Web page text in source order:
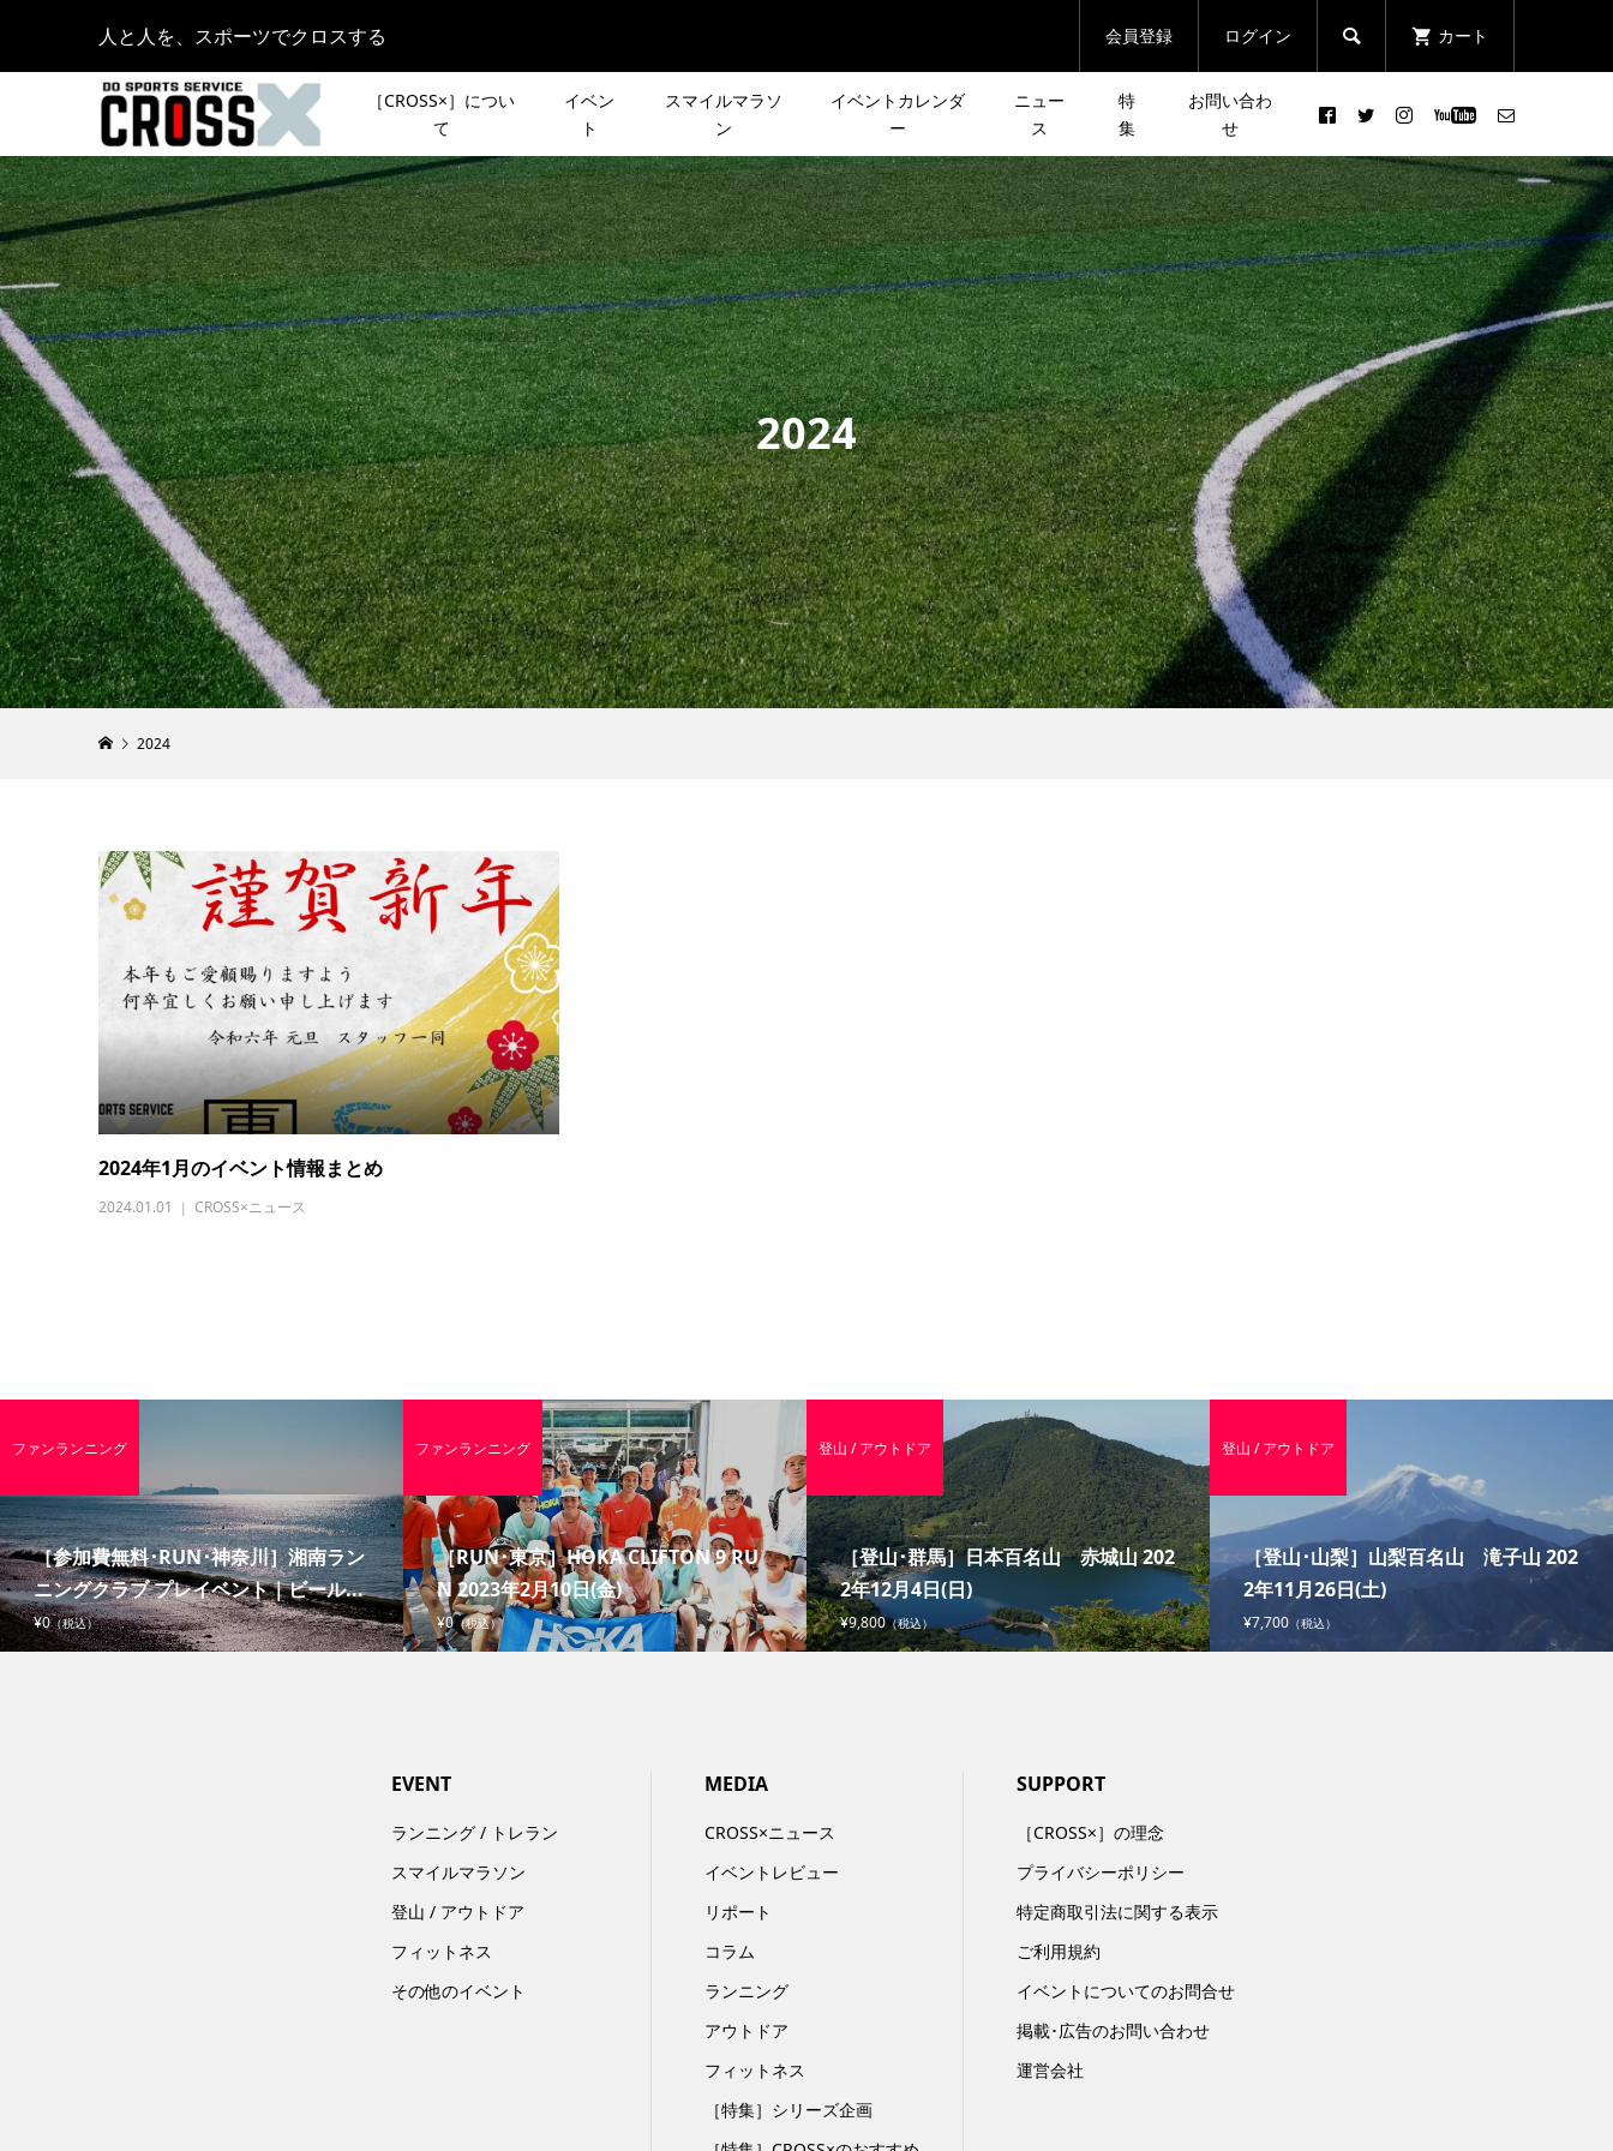
人と人を、スポーツでクロスする 会員登録 ログイン  カート
［CROSS×］につい
て
イベン
ト
スマイルマラソ
ン
イベントカレンダ
ー
ニュー
ス
特
集
お問い合わ
せ
［コラム］2022年度 富士登
山イベントのテーマは「余
裕」。昨年の富士山も振り...
2022.08.25
［NEWS］7/10(土) two-
nagualが寺ヨガイベント開
催！
2021.06.29
［プレビュー］7月24日(土)
鎌倉ナイトハイキング、7月
25日(日)初めてのトレイル...
2021.07.20
フルマラソンへの道
③ASICS「GEL-KAYANO
29」シューズレビュー
2022.10.13
BROOKS オフィシャルラン
クラブ「BROOKS RUN
CLUB」イベント潜入レポ...
2024.09.13
【体験レポート】Garminよ
り、女性向けのスマートウォ
ッチ「Lily 2 Active」が発...
2024.10.24
［YouTube］トレッキング初
級者に向けた、ハウツー＆プ
ランニング動画 Content...
2021.04.22
［NEWS］8月前半のイベン
ト情報
2021.08.02
[2022年］しっかり感染対
策！ 近日開催予定のマラソ
ン大会5選！
2022.01.27
12月26日(日)［CROSS×忘年
会］で1年の締めくくり！
皆さんの声で行き先が決まる
登山イベント「第2回 リクエ
スト登山」
皆さんの声で行き先が決まる
登山イベント「第3回 リクエ
スト登山」
［夏のシリーズ企画］
OUTDOOR DAY
KAMAKURA
［新シリーズ企画］皆さんの
声で行き先が決まる登山イベ
ント「リクエスト登山」
2024
2024
2024年1月のイベント情報まとめ
2024.01.01 CROSS×ニュース
［参加費無料･RUN･神奈川］湘南ラン
ニングクラブ プレイベント｜ビール...
¥0（税込）
ファンランニング
［RUN･東京］HOKA CLIFTON 9 RU
N 2023年2月10日(金)
¥0（税込）
ファンランニング
［登山･群馬］日本百名山 赤城山 202
2年12月4日(日)
¥9,800（税込）
登山 / アウトドア
［登山･山梨］山梨百名山 滝子山 202
2年11月26日(土)
¥7,700（税込）
登山 / アウトドア
EVENT
ランニング / トレラン
スマイルマラソン
登山 / アウトドア
フィットネス
その他のイベント
MEDIA
CROSS×ニュース
イベントレビュー
リポート
コラム
ランニング
アウトドア
フィットネス
［特集］シリーズ企画
SUPPORT
［CROSS×］の理念
プライバシーポリシー
特定商取引法に関する表示
ご利用規約
イベントについてのお問合せ
掲載･広告のお問い合わせ
運営会社